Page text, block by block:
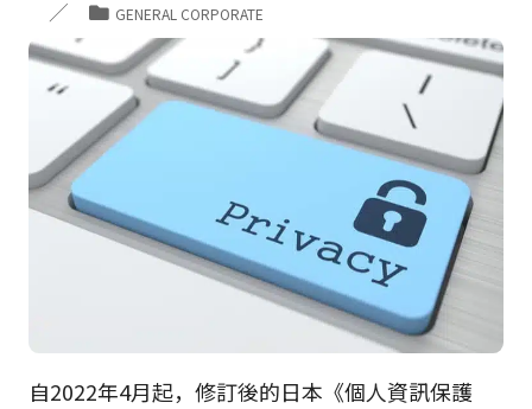
GENERAL CORPORATE
自2022年4月起，修訂後的日本《個人資訊保護